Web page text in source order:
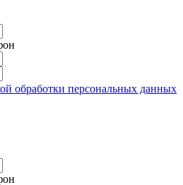
обработки персональных данных